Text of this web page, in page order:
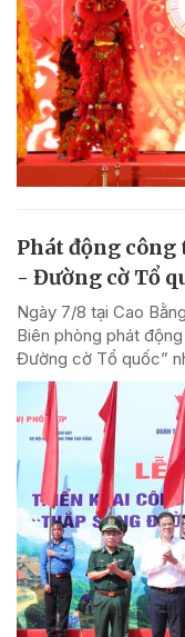
Phát động
- Đường cờ Tổ
Ngày 7/8 tại Cao
Biên phòng phát
Đường cờ Tổ quốc”